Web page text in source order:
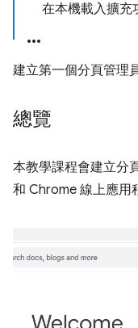
在本機載入擴充
建立第一個分頁管理員
總覽
本教學課程會建立分
和 Chrome 線上應用